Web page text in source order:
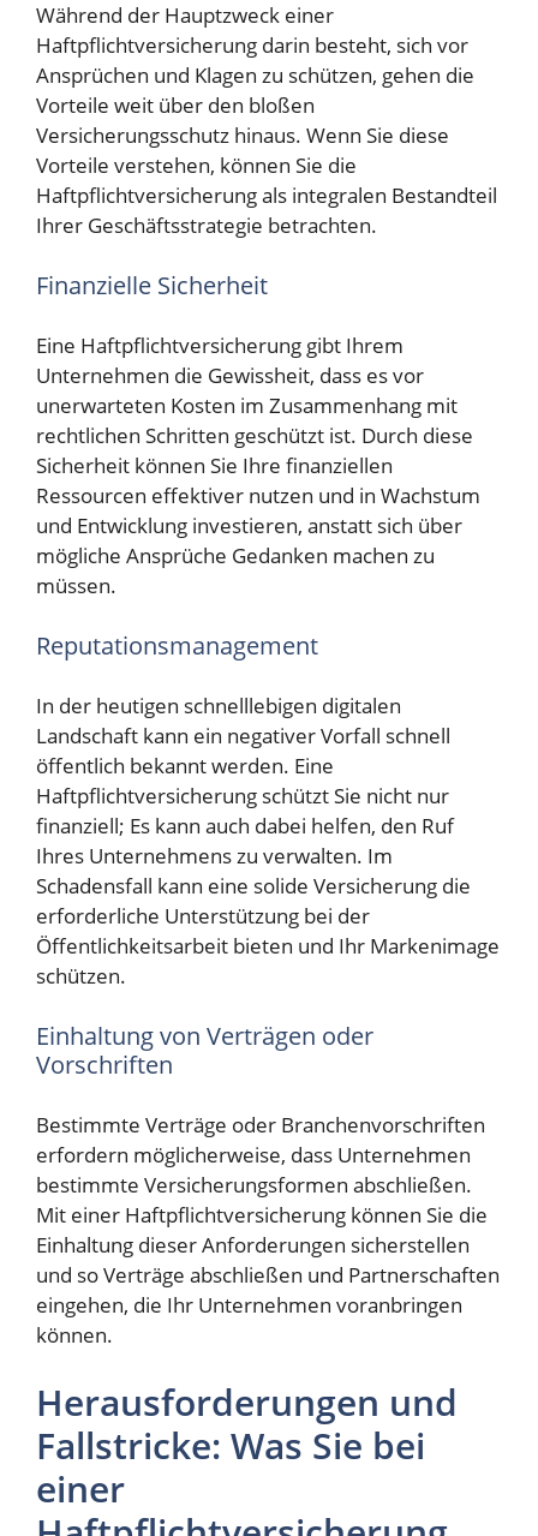
Während der Hauptzweck einer
Haftpflichtversicherung darin besteht, sich vor
Ansprüchen und Klagen zu schützen, gehen die
Vorteile weit über den bloßen
Versicherungsschutz hinaus. Wenn Sie diese
Vorteile verstehen, können Sie die
Haftpflichtversicherung als integralen Bestandteil
Ihrer Geschäftsstrategie betrachten.
Finanzielle Sicherheit
Eine Haftpflichtversicherung gibt Ihrem
Unternehmen die Gewissheit, dass es vor
unerwarteten Kosten im Zusammenhang mit
rechtlichen Schritten geschützt ist. Durch diese
Sicherheit können Sie Ihre finanziellen
Ressourcen effektiver nutzen und in Wachstum
und Entwicklung investieren, anstatt sich über
mögliche Ansprüche Gedanken machen zu
müssen.
Reputationsmanagement
In der heutigen schnelllebigen digitalen
Landschaft kann ein negativer Vorfall schnell
öffentlich bekannt werden. Eine
Haftpflichtversicherung schützt Sie nicht nur
finanziell; Es kann auch dabei helfen, den Ruf
Ihres Unternehmens zu verwalten. Im
Schadensfall kann eine solide Versicherung die
erforderliche Unterstützung bei der
Öffentlichkeitsarbeit bieten und Ihr Markenimage
schützen.
Einhaltung von Verträgen oder
Vorschriften
Bestimmte Verträge oder Branchenvorschriften
erfordern möglicherweise, dass Unternehmen
bestimmte Versicherungsformen abschließen.
Mit einer Haftpflichtversicherung können Sie die
Einhaltung dieser Anforderungen sicherstellen
und so Verträge abschließen und Partnerschaften
eingehen, die Ihr Unternehmen voranbringen
können.
Herausforderungen und
Fallstricke: Was Sie bei
einer